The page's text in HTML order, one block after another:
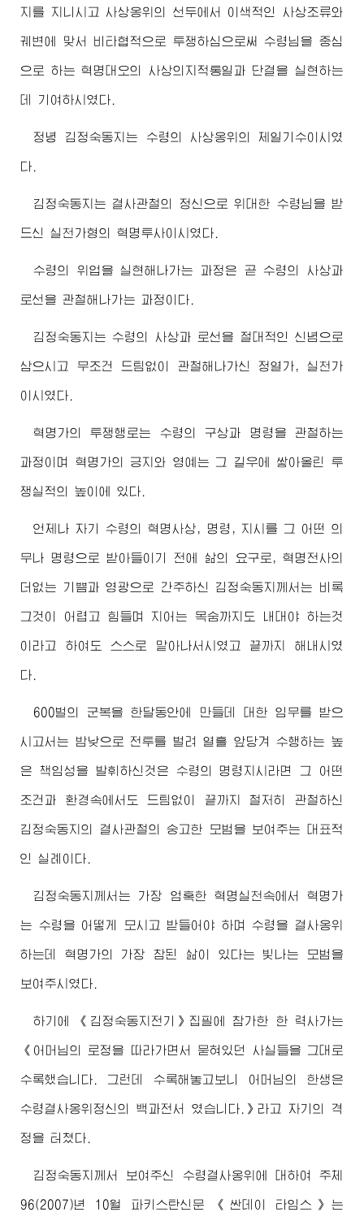
지를 지니시고 사상옹위의 선두에서 이색적인 사상조류와
궤변에 맞서 비타협적으로 투쟁하심으로써 수령님을 중심
으로 하는 혁명대오의 사상의지적통일과 단결을 실현하는
데 기여하시였다.
정녕 김정숙동지는 수령 의 사상옹위의 제일기수이시였
다.
김정숙동지 는 결사관철의 정신으로위대한 수령님 을 받
드신 실천가형의 혁명투사이시였다.
수령 의 위업을 실현해나가는 과정은 곧 수령의 사상과
로선을 관철해나가는 과정이다.
김정숙동지 는 수령의 사상과 로선을 절대적인 신념으로
삼으시고 무조건 드팀없이 관철해나가신 정열가, 실천가
이시였다.
혁명가의 투쟁행로는 수령 의 구상과 명령을 관철하는
과정이며 혁명가의 긍지와 영예는 그 길우에 쌓아올린 투
쟁실적의 높이에 있다.
언제나 자기 수령의 혁명사상, 명령, 지시를 그 어떤 의
무나 명령으로 받아들이기 전에 삶의 요구로, 혁명전사의
더없는 기쁨과 영광으로 간주하신 김정숙동지 께서는 비록
그것이 어렵고 힘들며 지어는 목숨까지도 내대야 하는것
이라고 하여도 스스로 맡아나서시였고 끝까지 해내시였
다.
600벌의 군복을 한달동안에 만들데 대한 임무를 받으
시고서는 밤낮으로 전투를 벌려 열흘 앞당겨 수행하는 높
은 책임성을 발휘하신것은 수령 의 명령지시라면 그 어떤
조건과 환경속에서도 드팀없이 끝까지 철저히 관철하신
김정숙동지 의 결사관철의 숭고한 모범을 보여주는 대표적
인 실례이다.
김정숙동지 께서는 가장 엄혹한 혁명실천속에서 혁명가
는 수령 을 어떻게 모시고 받들어야 하며 수령을 결사옹위
하는데 혁명가의 가장 참된 삶이 있다는 빛나는 모범을
보여주시였다.
하기에 《 김정숙동지 전기》집필에 참가한 한 력사가는
《어머님의 로정을 따라가면서 묻혀있던 사실들을 그대로
수록했습니다. 그런데 수록해놓고보니 어머님의 한생은
수령 결사옹위정신의 백과전서 였습니다.》라고 자기의 격
정을 터쳤다.
김정숙동지 께서 보여주신 수령 결사옹위에 대하여 주체
96(2007)년 10월 파키스탄신문 《싼데이 타임스》는